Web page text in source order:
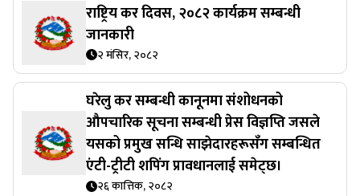
राष्ट्रिय कर दिवस, २०८२ कार्यक्रम सम्बन्धी
जानकारी
२ मंसिर, २०८२
घरेलु कर सम्बन्धी कानूनमा संशोधनको
औपचारिक सूचना सम्बन्धी प्रेस विज्ञप्ति जसले
यसको प्रमुख सन्धि साझेदारहरूसँग सम्बन्धित
एंटी-ट्रीटी शपिंग प्रावधानलाई समेट्छ।
२६ कात्तिक, २०८२